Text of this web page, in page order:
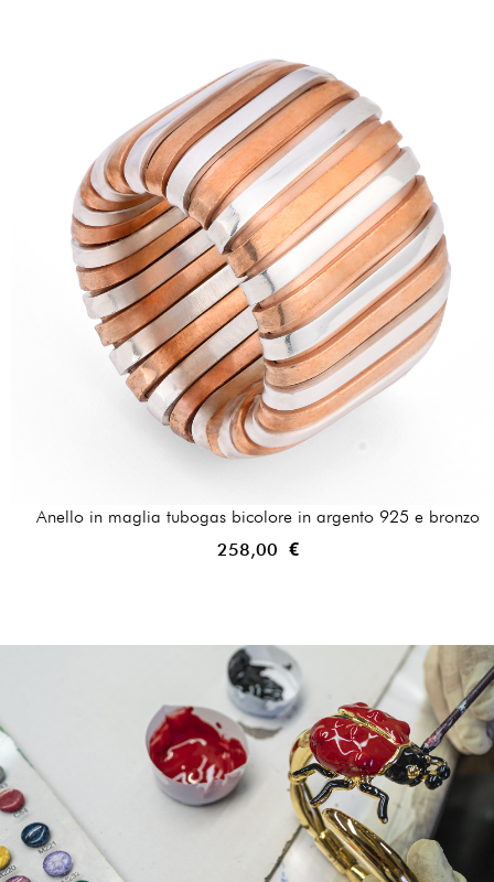
Anello in maglia tubogas bicolore in argento 925 e bronzo
258,00 €